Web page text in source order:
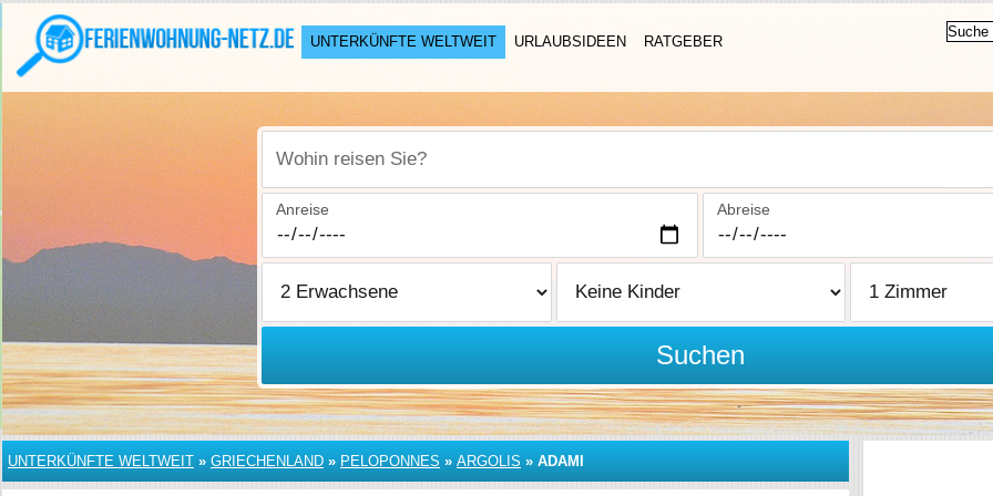
UNTERKÜNFTE WELTWEIT URLAUBSIDEEN RATGEBER
Wohin reisen Sie?
Anreise Abreise
Suchen
UNTERKÜNFTE WELTWEIT » GRIECHENLAND » PELOPONNES » ARGOLIS » ADAMI